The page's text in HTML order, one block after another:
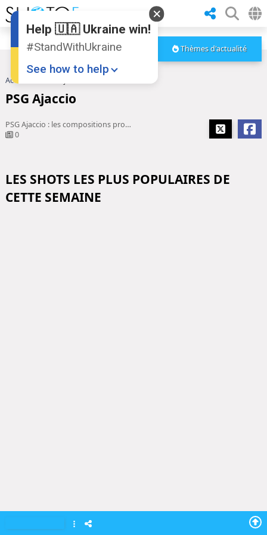
Thèmes d'actualité
Accueil
PSG Ajaccio
PSG Ajaccio : les compositions probables
0
LES SHOTS LES PLUS POPULAIRES DE
CETTE SEMAINE
Help 🇺🇦 Ukraine win!
#StandWithUkraine
See how to help
Donate
💸
Support Ukraine